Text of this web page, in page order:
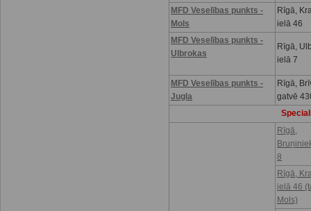
MFD Veselības punkts -
Mols
Rīgā,
ielā 46
MFD Veselības punkts -
Ulbrokas
Rīgā,
ielā 7
MFD Veselības punkts -
Jugla
Rīgā,
gatvē
Rīgā,
8
Rīgā,
ielā 46
Mols)